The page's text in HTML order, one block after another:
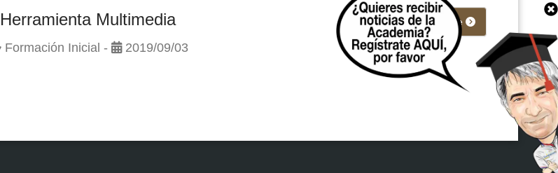
Herramienta Multimedia
Formación Inicial - 2019/09/03
Siguiente